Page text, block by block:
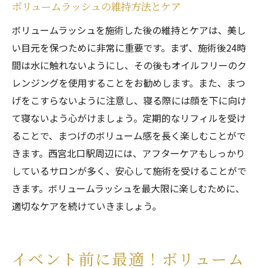
ボリュームラッシュの維持方法とケア
ボリュームラッシュを施術した後の維持とケアは、美し
い目元を保つために非常に重要です。まず、施術後24時
間は水に触れないようにし、その後もオイルフリーのク
レンジングを使用することをお勧めします。また、まつ
げをこすらないように注意し、寝る際には顔を下に向け
て寝ないよう心がけましょう。定期的なリフィルを受け
ることで、まつげのボリューム感を長く楽しむことがで
きます。西宮北口駅周辺には、アフターケアもしっかり
しているサロンが多く、安心して施術を受けることがで
きます。ボリュームラッシュを最大限に楽しむために、
適切なケアを続けていきましょう。
イベント前に最適！ボリューム